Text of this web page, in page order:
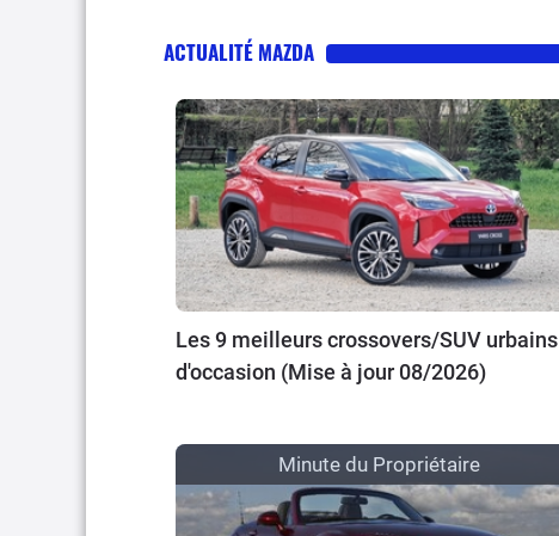
ACTUALITÉ MAZDA
Les 9 meilleurs crossovers/SUV urbains
d'occasion (Mise à jour 08/2026)
Minute du Propriétaire